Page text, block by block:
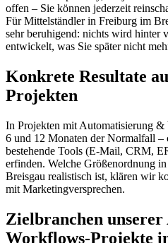
offen – Sie können jederzeit
Für Mittelständler in Freiburg im
sehr beruhigend: nichts wird hinter
entwickelt, was Sie später nicht
Konkrete Resultate
Projekten
In Projekten mit Automatisierung
6 und 12 Monaten der Normalfall
bestehende Tools (E-Mail, CRM,
erfinden. Welche Größenordnung
Breisgau realistisch ist, klären wir
mit Marketingversprechen.
Zielbranchen
Workflows-Projekte